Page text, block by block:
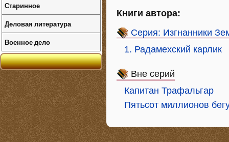
Книги автора:
Серия: Изгнанники
1. Радамехский карлик
Вне серий
Капитан Трафальгар
Пятьсот миллионов
Старинное
Деловая литература
Военное дело